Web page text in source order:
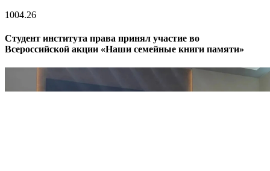
1004.26
Студент института права принял участие во
Всероссийской акции «Наши семейные книги памяти»